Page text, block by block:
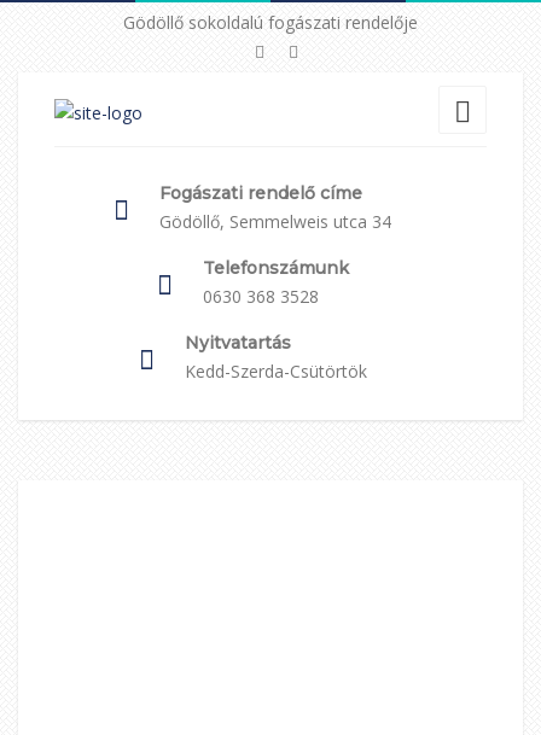
Gödöllő sokoldalú fogászati rendelője
Fogászati rendelő címe
Gödöllő, Semmelweis utca 34
Telefonszámunk
0630 368 3528
Nyitvatartás
Kedd-Szerda-Csütörtök